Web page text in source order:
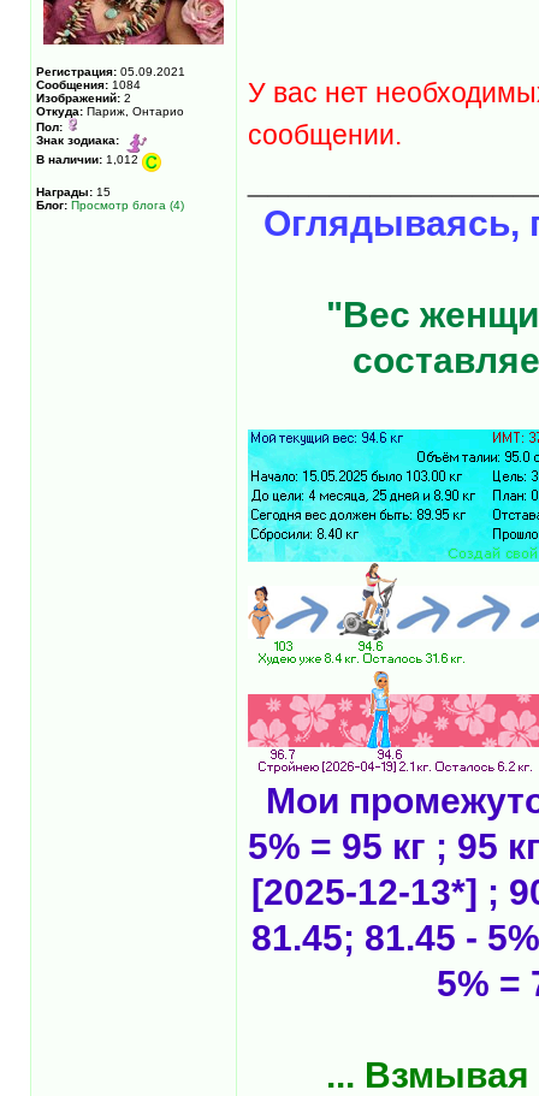
Регистрация: 05.09.2021
Сообщения: 1084
Изображений: 2
Откуда: Париж, Онтарио
Пол:
Знак зодиака:
В наличии: 1,012
Награды: 15
Блог: Просмотр блога (4)
У вас нет
сообщении.
Оглядываясь,
"Вес
Мои
5% = 95 кг ; 95
[2025-12-13*] ;
81.45; 81.45 -
5% =
... Взмывая